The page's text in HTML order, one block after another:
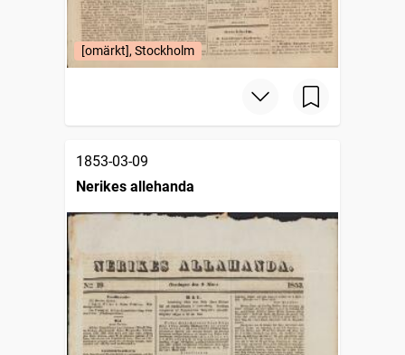
[omärkt], Stockholm
1853-03-09
Nerikes allehanda